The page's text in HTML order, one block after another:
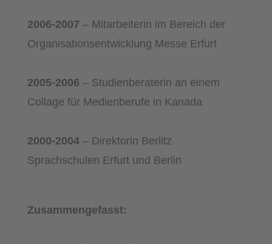
2006-2007 – Mitarbeiterin im Bereich der
Organisationsentwicklung Messe Erfurt
2005-2006 – Studienberaterin an einem
Collage für Medienberufe in Kanada
2000-2004– Direktorin Berlitz
Sprachschulen Erfurt und Berlin
Zusammengefasst: